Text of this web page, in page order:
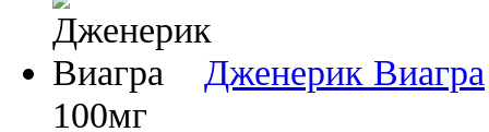
Дженерик Виагра
100мг